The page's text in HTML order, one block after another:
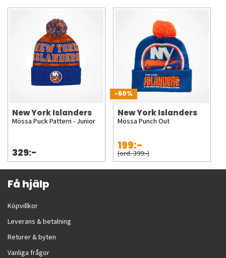
New York Islanders
Mössa Puck Pattern - Junior
329:-
-50%
New York Islanders
Mössa Punch Out
199:-
(ord. 399:-)
Få hjälp
Köpvillkor
Leverans & betalning
Returer & byten
Vanliga frågor